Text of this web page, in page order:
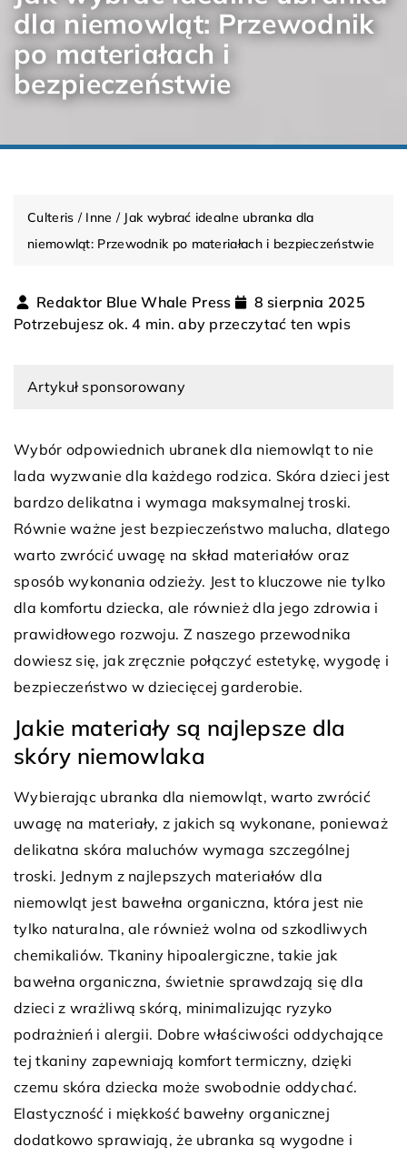
dla niemowląt: Przewodnik
po materiałach i
bezpieczeństwie
Culteris / Inne / Jak wybrać idealne ubranka dla
niemowląt: Przewodnik po materiałach i bezpieczeństwie
Redaktor Blue Whale Press
8 sierpnia 2025
Potrzebujesz ok. 4 min. aby przeczytać ten wpis
Artykuł sponsorowany
Wybór odpowiednich ubranek dla niemowląt to nie
lada wyzwanie dla każdego rodzica. Skóra dzieci jest
bardzo delikatna i wymaga maksymalnej troski.
Równie ważne jest bezpieczeństwo malucha, dlatego
warto zwrócić uwagę na skład materiałów oraz
sposób wykonania odzieży. Jest to kluczowe nie tylko
dla komfortu dziecka, ale również dla jego zdrowia i
prawidłowego rozwoju. Z naszego przewodnika
dowiesz się, jak zręcznie połączyć estetykę, wygodę i
bezpieczeństwo w dziecięcej garderobie.
Jakie materiały są najlepsze dla
skóry niemowlaka
Wybierając ubranka dla niemowląt, warto zwrócić
uwagę na materiały, z jakich są wykonane, ponieważ
delikatna skóra maluchów wymaga szczególnej
troski. Jednym z najlepszych materiałów dla
niemowląt jest bawełna organiczna, która jest nie
tylko naturalna, ale również wolna od szkodliwych
chemikaliów. Tkaniny hipoalergiczne, takie jak
bawełna organiczna, świetnie sprawdzają się dla
dzieci z wrażliwą skórą, minimalizując ryzyko
podrażnień i alergii. Dobre właściwości oddychające
tej tkaniny zapewniają komfort termiczny, dzięki
czemu skóra dziecka może swobodnie oddychać.
Elastyczność i miękkość bawełny organicznej
dodatkowo sprawiają, że ubranka są wygodne i